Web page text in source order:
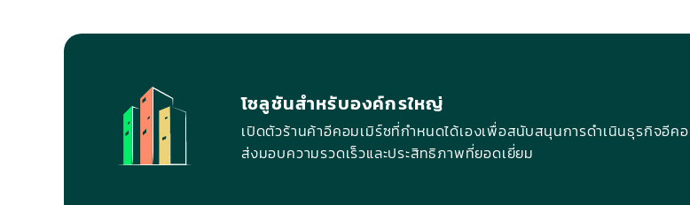
โซลูชันสำหรับองค์กรใหญ่
เปิดตัวร้านค้าอีคอมเมิร์ซที่กำหนดได้เองเพื่อสนับสนุนการดำเนินธุรกิจอี
ส่งมอบความรวดเร็วและประสิทธิภาพที่ยอดเยี่ยม